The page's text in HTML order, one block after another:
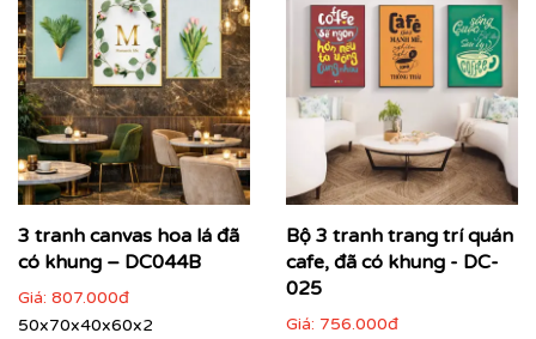
Printek còn hỗ trợ tư vấn miễn phí để giúp bạn chọn
được bức tranh phù hợp nhất với không gian và sở
thích của mình. Đặc biệt, chúng tôi còn cung cấp dịch
vụ vận chuyển trên toàn quốc, giúp bạn tiết kiệm thời
gian và công sức.
3 tranh canvas hoa lá đã
có khung – DC044B
Giá: 807.000đ
50x70x40x60x2
Bộ 3 tranh trang trí quán
cafe, đã có khung - DC-
025
Giá: 756.000đ